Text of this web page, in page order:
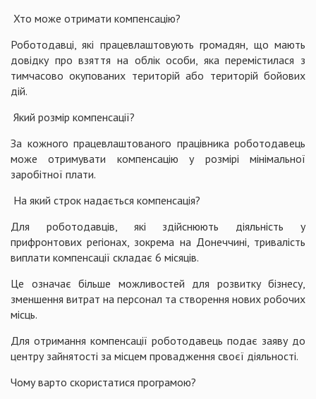
Хто може отримати компенсацію?
Роботодавці, які працевлаштовують громадян, що мають
довідку про взяття на облік особи, яка перемістилася з
тимчасово окупованих територій або територій бойових
дій.
Який розмір компенсації?
За кожного працевлаштованого працівника роботодавець
може отримувати компенсацію у розмірі мінімальної
заробітної плати.
На який строк надається компенсація?
Для роботодавців, які здійснюють діяльність у
прифронтових регіонах, зокрема на Донеччині, тривалість
виплати компенсації складає 6 місяців.
Це означає більше можливостей для розвитку бізнесу,
зменшення витрат на персонал та створення нових робочих
місць.
Для отримання компенсації роботодавець подає заяву до
центру зайнятості за місцем провадження своєї діяльності.
Чому варто скористатися програмою?